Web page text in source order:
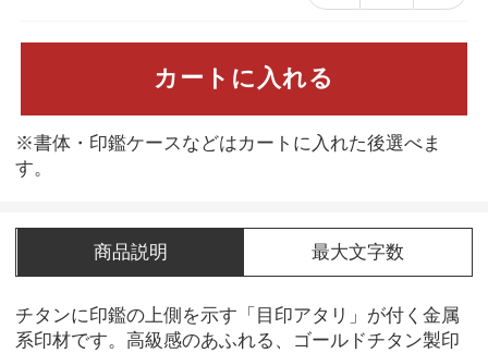
カートに入れる
※書体・印鑑ケースなどはカートに入れた後選べま
す。
商品説明 最大文字数
チタンに印鑑の上側を示す「目印アタリ」が付く金属
系印材です。高級感のあふれる、ゴールドチタン製印